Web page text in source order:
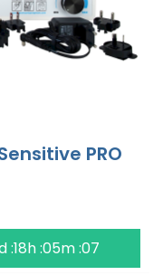
PRO
:18h :05m :06